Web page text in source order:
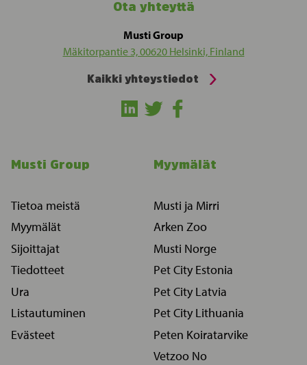
Ota yhteyttä
Musti Group
Mäkitorpantie 3, 00620 Helsinki, Finland
Kaikki yhteystiedot
Musti Group
Tietoa meistä
Myymälät
Sijoittajat
Tiedotteet
Ura
Listautuminen
Evästeet
Myymälät
Musti ja Mirri
Arken Zoo
Musti Norge
Pet City Estonia
Pet City Latvia
Pet City Lithuania
Peten Koiratarvike
Vetzoo No